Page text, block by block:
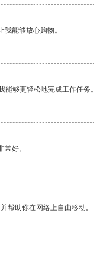
能够放心购物。
够更轻松地完成工作任务。
好。
帮助你在网络上自由移动。